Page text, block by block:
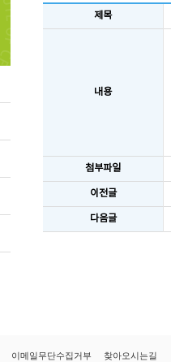
제목
내용
첨부파일
이전글
다음글
이메일무단수집거부 찾아오시는길